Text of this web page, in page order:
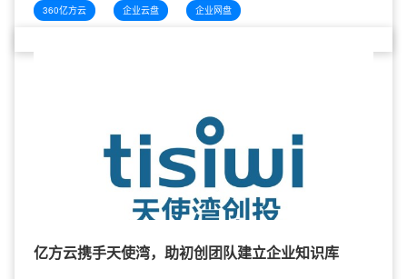
时间内，评选受到了创投圈各方的关注。6月20日，2015浙商大会
暨“互联网+峰会”上，主办方正式公布“2015
360亿方云 企业云盘 企业网盘
亿方云携手天使湾，助初创团队建立企业知识库